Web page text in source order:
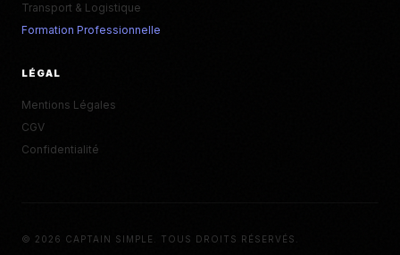
Transport & Logistique
Formation Professionnelle
LÉGAL
Mentions Légales
CGV
Confidentialité
© 2026 CAPTAIN SIMPLE. TOUS DROITS RÉSERVÉS.